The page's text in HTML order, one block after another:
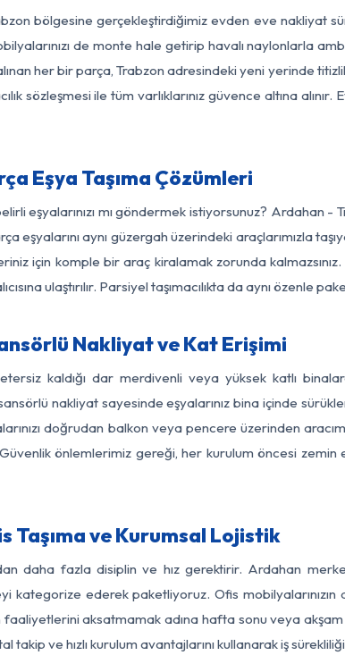
bölgesine gerçekleştirdiğimiz evden eve nakliyat
de monte hale getirip havalı naylonlarla
her bir parça, Trabzon adresindeki yeni yerinde
sözleşmesi ile tüm varlıklarınız güvence altına
Eşya Taşıma Çözümleri
eşyalarınızı mı göndermek istiyorsunuz? Ardahan -
eşyalarını aynı güzergah üzerindeki araçlarımızla
için komple bir araç kiralamak zorunda
ulaştırılır. Parsiyel taşımacılıkta da aynı özenle
Nakliyat ve Kat Erişimi
kaldığı dar merdivenli veya yüksek katlı
nakliyat sayesinde eşyalarınız bina içinde
doğrudan balkon veya pencere üzerinden
Güvenlik önlemlerimiz gereği, her kurulum öncesi
Taşıma ve Kurumsal Lojistik
daha fazla disiplin ve hız gerektirir. Ardahan
kategorize ederek paketliyoruz. Ofis
aksatmamak adına hafta sonu veya
takip ve hızlı kurulum avantajlarını kullanarak iş